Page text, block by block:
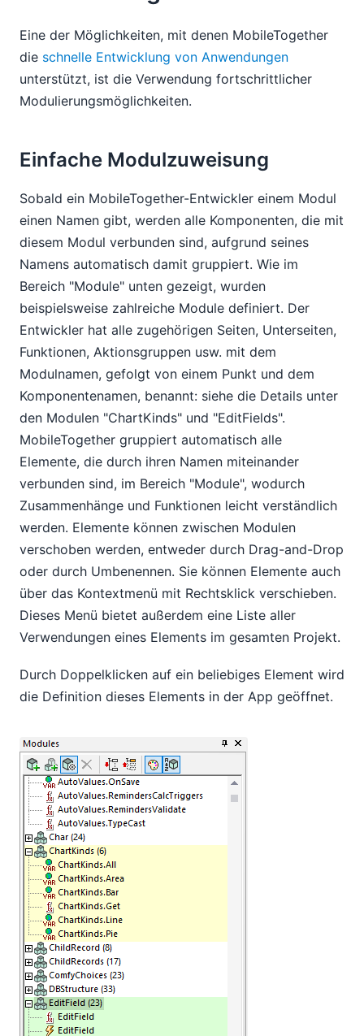
Eine der Möglichkeiten, mit denen MobileTogether
die schnelle Entwicklung von Anwendungen
unterstützt, ist die Verwendung fortschrittlicher
Modulierungsmöglichkeiten.
Einfache Modulzuweisung
Sobald ein MobileTogether-Entwickler einem Modul
einen Namen gibt, werden alle Komponenten, die mit
diesem Modul verbunden sind, aufgrund seines
Namens automatisch damit gruppiert. Wie im
Bereich "Module" unten gezeigt, wurden
beispielsweise zahlreiche Module definiert. Der
Entwickler hat alle zugehörigen Seiten, Unterseiten,
Funktionen, Aktionsgruppen usw. mit dem
Modulnamen, gefolgt von einem Punkt und dem
Komponentenamen, benannt: siehe die Details unter
den Modulen "ChartKinds" und "EditFields".
MobileTogether gruppiert automatisch alle
Elemente, die durch ihren Namen miteinander
verbunden sind, im Bereich "Module", wodurch
Zusammenhänge und Funktionen leicht verständlich
werden. Elemente können zwischen Modulen
verschoben werden, entweder durch Drag-and-Drop
oder durch Umbenennen. Sie können Elemente auch
über das Kontextmenü mit Rechtsklick verschieben.
Dieses Menü bietet außerdem eine Liste aller
Verwendungen eines Elements im gesamten Projekt.
Durch Doppelklicken auf ein beliebiges Element wird
die Definition dieses Elements in der App geöffnet.